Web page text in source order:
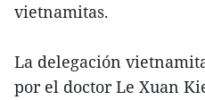
vietnamitas.
La delegación
por el doctor Le Xuan